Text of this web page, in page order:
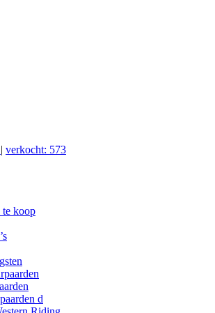
| verkocht: 573
te koop
d